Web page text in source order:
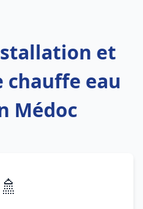
et
chauffe eau
Médoc
🚿